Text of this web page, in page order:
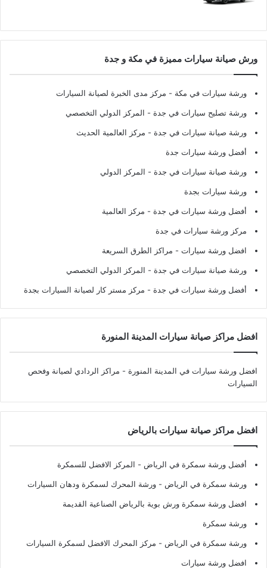
ورش صيانة سيارات مميزة في مكة و جدة
ورشة سيارات في مكة - مركز مدى الخبرة لصيانة السيارات
ورشة تصليح سيارات في جدة - المركز الدولي التخصصي
ورشة صيانة سيارات في جدة - مركز العالمية الحديث
أفضل ورشة سيارات جدة
ورشة صيانة سيارات في جدة - المركز الدولي
ورشة سيارات بجدة
أفضل ورشة سيارات في جدة - مركز العالمية
مركز ورشة سيارات في جدة
افضل ورشة سيارات - مراكز الطرق السريعة
ورشة صيانة سيارات في جدة - المركز الدولي التخصصي
أفضل ورشة سيارات في جدة - مركز مستر كار لصيانة السيارات بجدة
افضل مراكز صيانة سيارات المدينة المنورة
افضل ورشة سيارات في المدينة المنورة - مراكز الردادي لصيانة وفحص
السيارات
افضل مراكز صيانة سيارات بالرياض
أفضل ورشة سمكرة في الرياض - المركز الافضل للسمكرة
ورشة سمكرة في الرياض - ورشة المحرك لسمكرة ودهان السيارات
افضل ورشة سمكرة ورش بوية بالرياض الصناعية القديمة
ورشة سمكرة
ورشة سمكرة في الرياض - مركز المحرك الافضل لسمكرة السيارات
افضل ورشة سيارات